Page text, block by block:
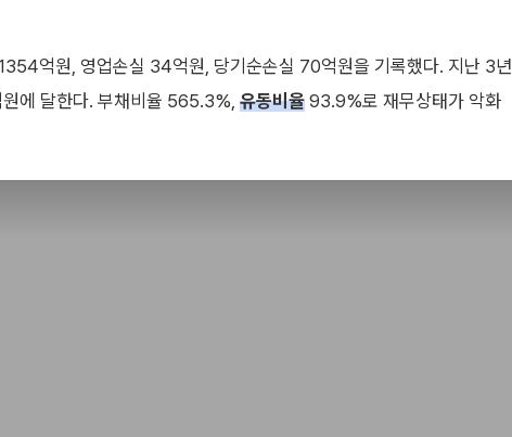
억원, 영업손실 34억원, 당기순손실 70억원을 기록했다. 지난 3년
에 달한다. 부채비율 565.3%, 유동비율 93.9%로 재무상태가 악화